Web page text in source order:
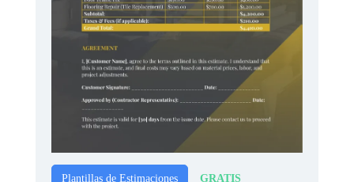
Plantillas de Estimaciones GRATIS